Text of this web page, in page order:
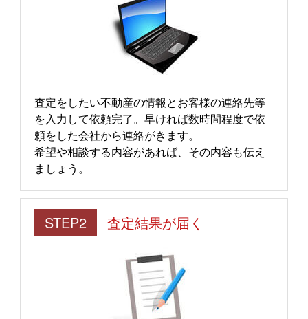
査定をしたい不動産の情報とお客様の連絡先等
を入力して依頼完了。早ければ数時間程度で依
頼をした会社から連絡がきます。
希望や相談する内容があれば、その内容も伝え
ましょう。
STEP2 査定結果が届く